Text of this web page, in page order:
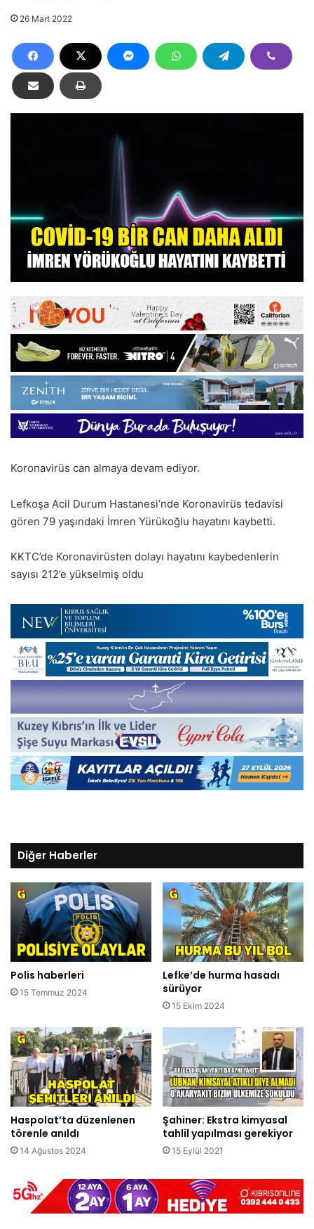
26 Mart 2022
Koronavirüs can almaya devam ediyor.
Lefkoşa Acil Durum Hastanesi’nde Koronavirüs tedavisi
gören 79 yaşındaki İmren Yürükoğlu hayatını kaybetti.
KKTC’de Koronavirüsten dolayı hayatını kaybedenlerin
sayısı 212’e yükselmiş oldu
Diğer Haberler
Polis haberleri
15 Temmuz 2024
Lefke’de hurma hasadı
sürüyor
15 Ekim 2024
Haspolat’ta düzenlenen
törenle anıldı
14 Ağustos 2024
Şahiner: Ekstra kimyasal
tahlil yapılması gerekiyor
15 Eylül 2021